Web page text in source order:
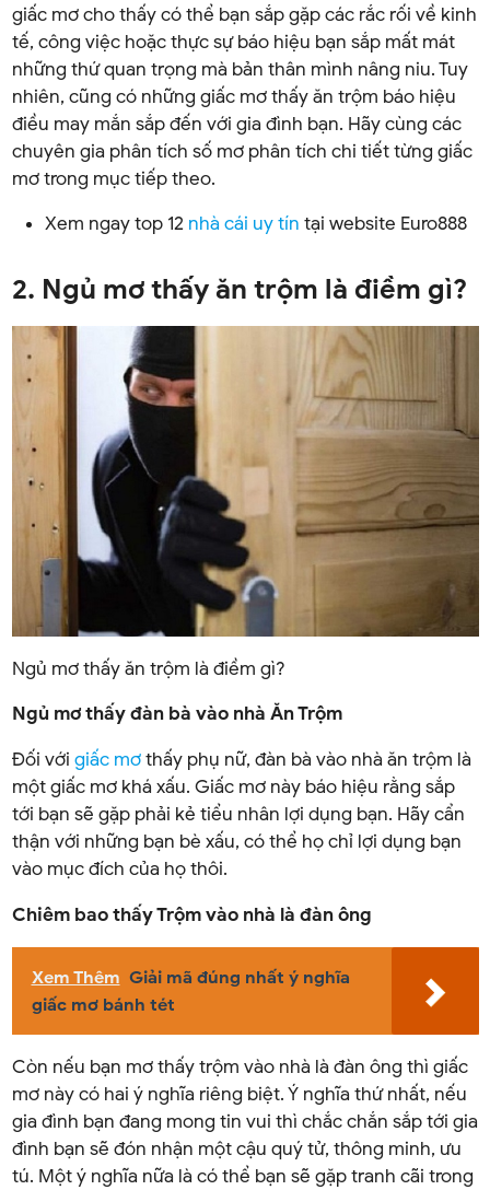
giấc mơ cho thấy có thể bạn sắp gặp các rắc rối về kinh
tế, công việc hoặc thực sự báo hiệu bạn sắp mất mát
những thứ quan trọng mà bản thân mình nâng niu. Tuy
nhiên, cũng có những giấc mơ thấy ăn trộm báo hiệu
điều may mắn sắp đến với gia đình bạn. Hãy cùng các
chuyên gia phân tích số mơ phân tích chi tiết từng giấc
mơ trong mục tiếp theo.
Xem ngay top 12 nhà cái uy tín tại website Euro888
2. Ngủ mơ thấy ăn trộm là điềm gì?
Ngủ mơ thấy ăn trộm là điềm gì?
Ngủ mơ thấy đàn bà vào nhà Ăn Trộm
Đối với giấc mơthấy phụ nữ, đàn bà vào nhà ăn trộm là
một giấc mơ khá xấu. Giấc mơ này báo hiệu rằng sắp
tới bạn sẽ gặp phải kẻ tiểu nhân lợi dụng bạn. Hãy cẩn
thận với những bạn bè xấu, có thể họ chỉ lợi dụng bạn
vào mục đích của họ thôi.
Chiêm bao thấy Trộm vào nhà là đàn ông
Xem Thêm Giải mã đúng nhất ý nghĩa
giấc mơ bánh tét
Còn nếu bạn mơ thấy trộm vào nhà là đàn ông thì giấc
mơ này có hai ý nghĩa riêng biệt. Ý nghĩa thứ nhất, nếu
gia đình bạn đang mong tin vui thì chắc chắn sắp tới gia
đình bạn sẽ đón nhận một cậu quý tử, thông minh, ưu
tú. Một ý nghĩa nữa là có thể bạn sẽ gặp tranh cãi trong